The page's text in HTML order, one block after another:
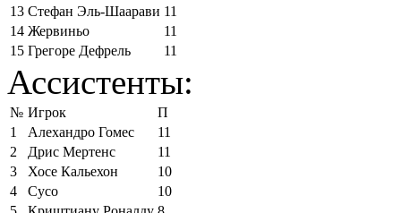
13 Стефан Эль-Шаарави 11
14 Жервиньо
11
15 Грегоре Дефрель 11
Ассистенты:
№ Игрок
П
1
Алехандро Гомес
11
2
Дрис Мертенс
11
3
Хосе Кальехон
10
4
Сусо
10